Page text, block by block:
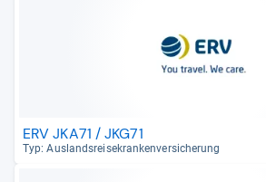
ERV JKA71 / JKG71
Typ: Aus­lands­rei­se­kran­ken­ver­si­che­rung